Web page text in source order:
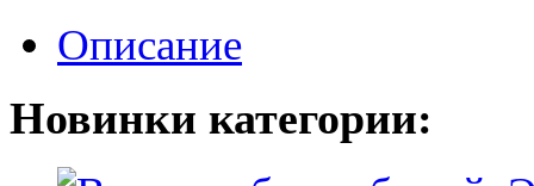
Описание
Новинки категории: